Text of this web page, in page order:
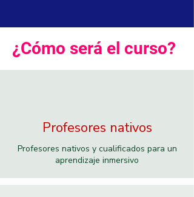
¿Cómo será el curso?
Profesores nativos
Profesores nativos y cualificados para un
aprendizaje inmersivo